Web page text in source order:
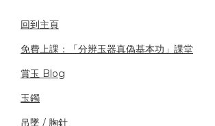
回到主頁
免費上課：「分辨玉器真偽基本功」課堂
賞玉 Blog
玉鐲
吊墜 / 胸針